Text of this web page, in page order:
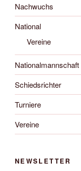
Nachwuchs
National
Vereine
Nationalmannschaft
Schiedsrichter
Turniere
Vereine
NEWSLETTER